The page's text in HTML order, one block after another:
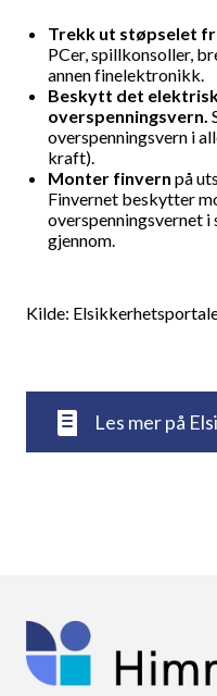
Trekk ut støpselet
PCer, spillkonsoller,
annen finelektronikk.
Beskytt det
overspenningsvern.
overspenningsvern i
kraft).
Monter finvern på
Finvernet beskytter
overspenningsvernet
gjennom.
Kilde:
Les mer på